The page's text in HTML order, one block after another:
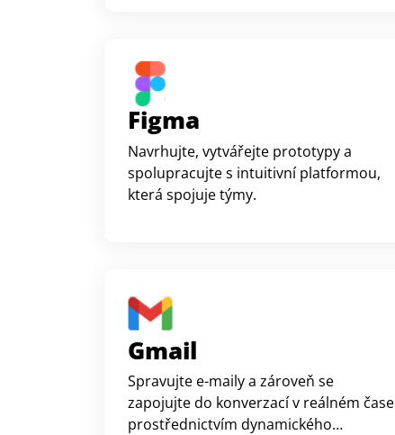
Figma
Navrhujte, vytvářejte prototypy a
spolupracujte s intuitivní platformou,
která spojuje týmy.
Gmail
Spravujte e-maily a zároveň se
zapojujte do konverzací v reálném čase
prostřednictvím dynamického